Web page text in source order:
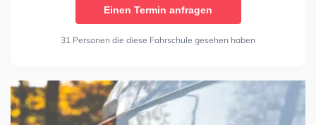
Einen Termin anfragen
31 Personen die diese Fahrschule gesehen haben